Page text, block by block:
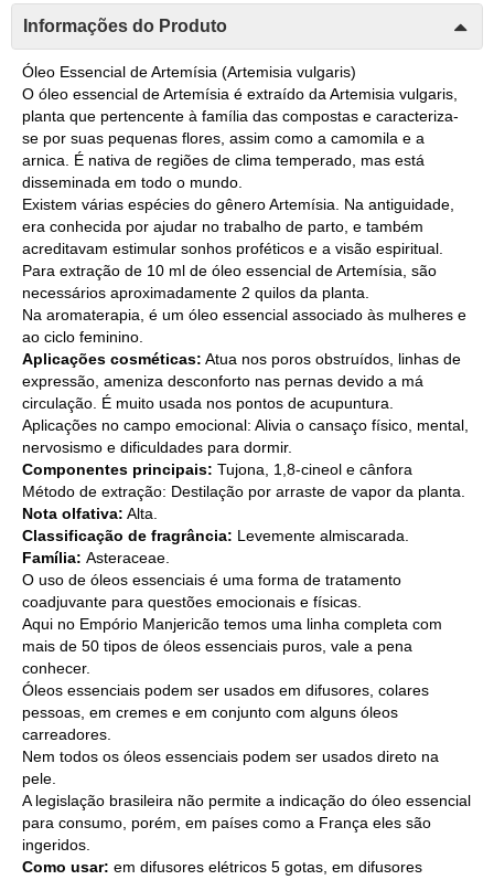
Informações do Produto
Óleo Essencial de Artemísia (Artemisia vulgaris)
O óleo essencial de Artemísia é extraído da Artemisia vulgaris,
planta que pertencente à família das compostas e caracteriza-
se por suas pequenas flores, assim como a camomila e a
arnica. É nativa de regiões de clima temperado, mas está
disseminada em todo o mundo.
Existem várias espécies do gênero Artemísia. Na antiguidade,
era conhecida por ajudar no trabalho de parto, e também
acreditavam estimular sonhos proféticos e a visão espiritual.
Para extração de 10 ml de óleo essencial de Artemísia, são
necessários aproximadamente 2 quilos da planta.
Na aromaterapia, é um óleo essencial associado às mulheres e
ao ciclo feminino.
Aplicações cosméticas: Atua nos poros obstruídos, linhas de
expressão, ameniza desconforto nas pernas devido a má
circulação. É muito usada nos pontos de acupuntura.
Aplicações no campo emocional: Alivia o cansaço físico, mental,
nervosismo e dificuldades para dormir.
Componentes principais: Tujona, 1,8-cineol e cânfora
Método de extração: Destilação por arraste de vapor da planta.
Nota olfativa: Alta.
Classificação de fragrância: Levemente almiscarada.
Família: Asteraceae.
O uso de óleos essenciais é uma forma de tratamento
coadjuvante para questões emocionais e físicas.
Aqui no Empório Manjericão temos uma linha completa com
mais de 50 tipos de óleos essenciais puros, vale a pena
conhecer.
Óleos essenciais podem ser usados em difusores, colares
pessoas, em cremes e em conjunto com alguns óleos
carreadores.
Nem todos os óleos essenciais podem ser usados direto na
pele.
A legislação brasileira não permite a indicação do óleo essencial
para consumo, porém, em países como a França eles são
ingeridos.
Como usar: em difusores elétricos 5 gotas, em difusores